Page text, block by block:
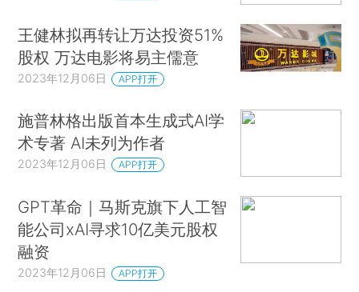
王健林拟再转让万达投资51%
股权 万达电影将易主儒意
2023年12月06日 APP打开
施普林格出版首本生成式AI学
术专著 AI未列为作者
2023年12月06日 APP打开
GPT革命｜马斯克旗下人工智
能公司xAI寻求10亿美元股权
融资
2023年12月06日 APP打开